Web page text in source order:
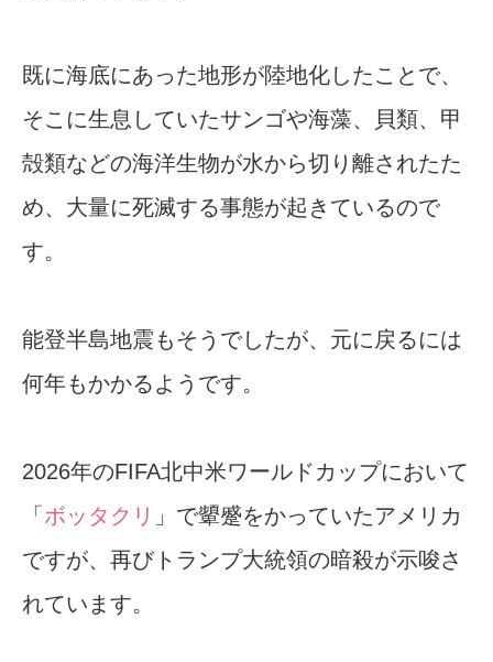
既に海底にあった地形が陸地化したことで、
そこに生息していたサンゴや海藻、貝類、甲
殻類などの海洋生物が水から切り離されたた
め、大量に死滅する事態が起きているので
す。
能登半島地震もそうでしたが、元に戻るには
何年もかかるようです。
2026年のFIFA北中米ワールドカップにおいて
「 ボッタクリ 」で顰蹙をかっていたアメリカ
ですが、再びトランプ大統領の暗殺が示唆さ
れています。